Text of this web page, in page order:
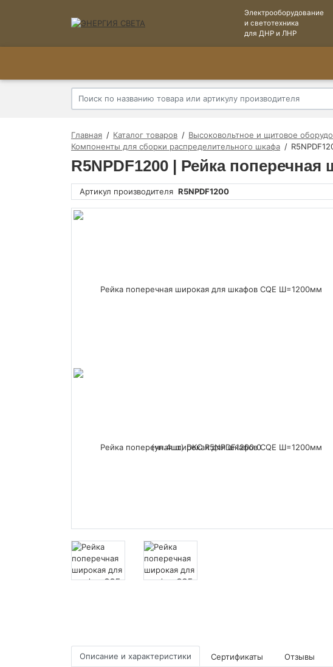
Электрооборудование
и светотехника
для ДНР и ЛНР
Главная Каталог товаров Высоковольтное и щитовое
Компоненты для сборки распределительного шкафа
R5NPDF1200 | Рейка
Артикул производителя R5NPDF1200
Описание и характеристики Сертификаты Отзывы